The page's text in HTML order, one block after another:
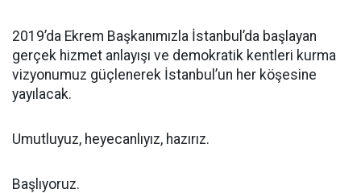
2019’da Ekrem Başkanımızla İstanbul’da başlayan
gerçek hizmet anlayışı ve demokratik kentleri kurma
vizyonumuz güçlenerek İstanbul’un her köşesine
yayılacak.
Umutluyuz, heyecanlıyız, hazırız.
Başlıyoruz.